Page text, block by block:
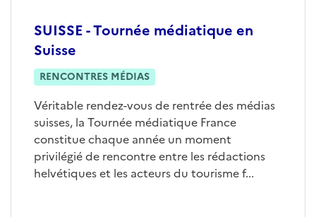
SUISSE - Tournée médiatique en
Suisse
RENCONTRES MÉDIAS
Véritable rendez-vous de rentrée des médias
suisses, la Tournée médiatique France
constitue chaque année un moment
privilégié de rencontre entre les rédactions
helvétiques et les acteurs du tourisme f...